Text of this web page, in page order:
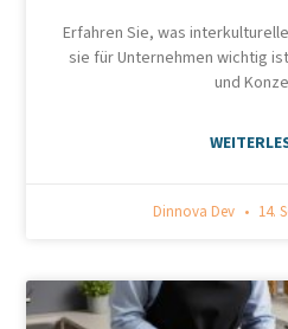
Erfahren Sie, was
sie für Unternehmen wichtig
und
Dinnova Dev 14.